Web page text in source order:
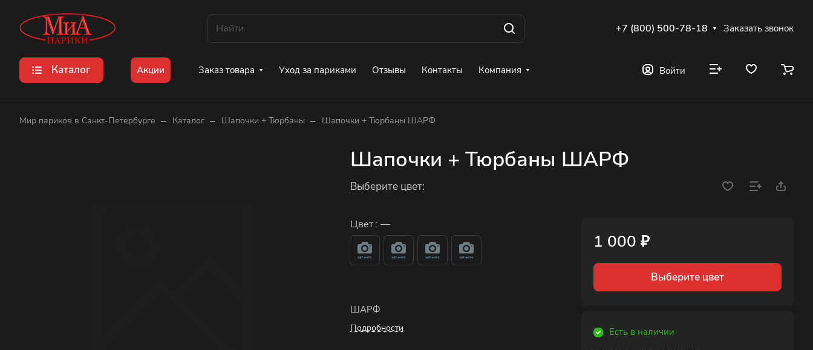
+7 (800) 500-78-18 Заказать звонок
Каталог Акции Заказ товара Уход за париками Отзывы Контакты Компания Войти
Мир париков в Санкт-Петербурге – Каталог – Шапочки + Тюрбаны – Шапочки + Тюрбаны ШАРФ
Шапочки + Тюрбаны ШАРФ
Выберите цвет:
Цвет : —
ШАРФ
Подробности
1 000 ₽
Выберите цвет
Есть в наличии